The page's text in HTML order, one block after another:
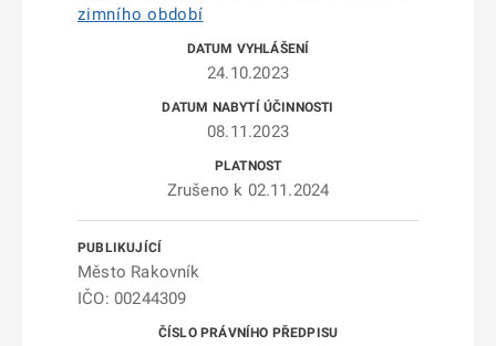
zimního období
24.10.2023
08.11.2023
Zrušeno k 02.11.2024
Město Rakovník
IČO: 00244309